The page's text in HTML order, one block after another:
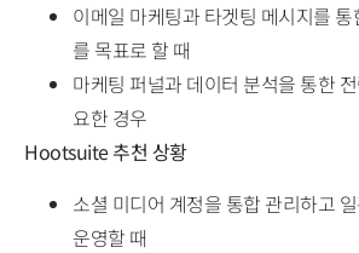
이메일 마케팅과 타겟팅 메시지를
를 목표로 할 때
마케팅 퍼널과 데이터 분석을 통한
요한 경우
Hootsuite 추천 상황
소셜 미디어 계정을 통합 관리하고
운영할 때